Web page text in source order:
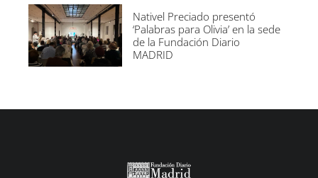
Nativel Preciado presentó
‘Palabras para Olivia’ en la sede
de la Fundación Diario
MADRID